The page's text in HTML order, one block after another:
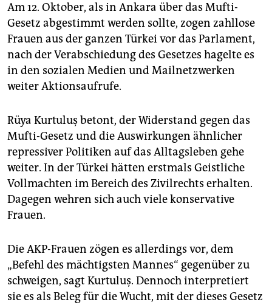
Am 12. Oktober, als in Ankara über das Mufti-
Gesetz abgestimmt werden sollte, zogen zahllose
Frauen aus der ganzen Türkei vor das Parlament,
nach der Verabschiedung des Gesetzes hagelte es
in den so­zialen Medien und Mailnetzwerken
weiter Ak­tionsaufrufe.
Rüya Kurtuluş betont, der Widerstand gegen das
Mufti-Gesetz und die Auswirkungen ähnlicher
repressiver Politiken auf das Alltagsleben gehe
weiter. In der Türkei hätten erstmals Geistliche
Vollmachten im Bereich des Zivilrechts erhalten.
Dagegen wehren sich auch viele konservative
Frauen.
Die AKP-Frauen zögen es allerdings vor, dem
„Befehl des mächtigsten Mannes“ gegenüber zu
schweigen, sagt Kurtuluş. Dennoch interpretiert
sie es als ­Beleg für die Wucht, mit der dieses Gesetz